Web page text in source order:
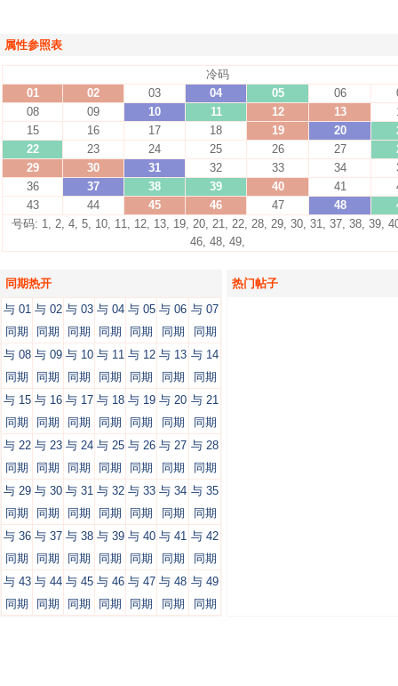
属性参照表
冷码
01
02 03 04 05 06
08
09 10 11 12 13
15
16 17 18 19 20
22
23 24 25 26 27
29
30 31 32 33 34
36
37 38 39 40 41
43
44 45 46 47 48
号码: 1, 2, 4, 5, 10, 11, 12, 13, 19, 20, 21, 22, 28, 29, 30, 31, 37, 38, 39,
46, 48, 49,
同期热开
与 01
同期
与 02
同期
与 03
同期
与 04
同期
与 05
同期
与 06
同期
与 07
同期
与 08
同期
与 09
同期
与 10
同期
与 11
同期
与 12
同期
与 13
同期
与 14
同期
与 15
同期
与 16
同期
与 17
同期
与 18
同期
与 19
同期
与 20
同期
与 21
同期
与 22
同期
与 23
同期
与 24
同期
与 25
同期
与 26
同期
与 27
同期
与 28
同期
与 29
同期
与 30
同期
与 31
同期
与 32
同期
与 33
同期
与 34
同期
与 35
同期
与 36
同期
与 37
同期
与 38
同期
与 39
同期
与 40
同期
与 41
同期
与 42
同期
与 43
同期
与 44
同期
与 45
同期
与 46
同期
与 47
同期
与 48
同期
与 49
同期
热门帖子